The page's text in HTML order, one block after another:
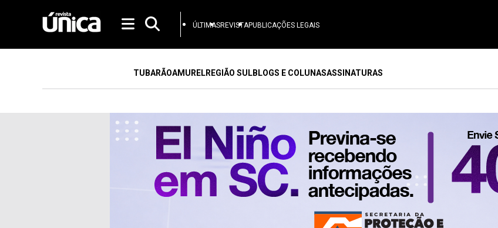
ÚLTIMASREVISTAPUBLICAÇÕES LEGAIS
TUBARÃOAMURELREGIÃO SULBLOGS E COLUNASASSINATURAS